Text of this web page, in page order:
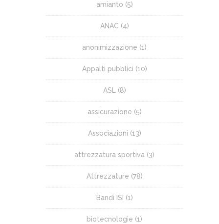
amianto (5)
ANAC (4)
anonimizzazione (1)
Appalti pubblici (10)
ASL (8)
assicurazione (5)
Associazioni (13)
attrezzatura sportiva (3)
Attrezzature (78)
Bandi ISI (1)
biotecnologie (1)